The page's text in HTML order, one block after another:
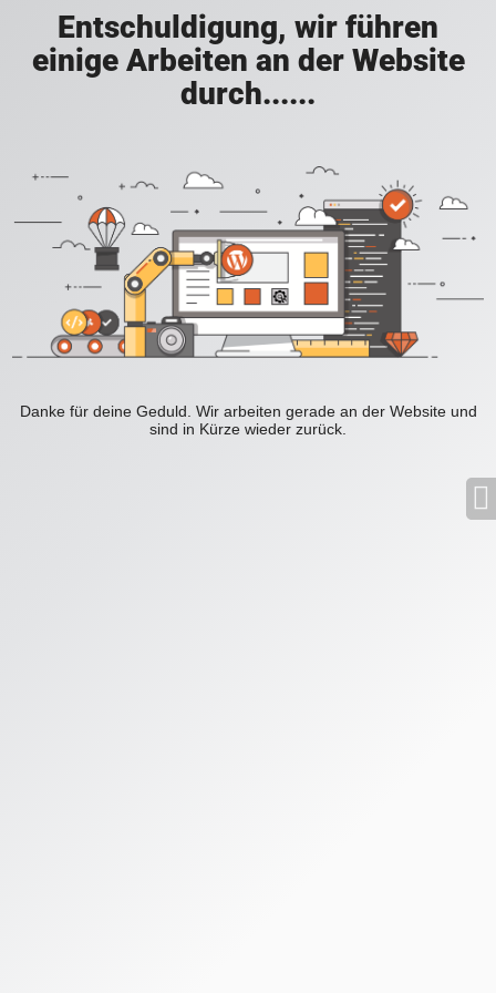
Entschuldigung, wir führen
einige Arbeiten an der Website
durch......
Danke für deine Geduld. Wir arbeiten gerade an der Website und
sind in Kürze wieder zurück.